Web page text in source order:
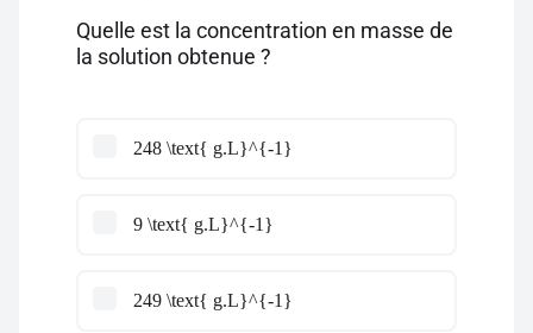
Quelle est la concentration en masse de
la solution obtenue ?
248 \text{ g.L}^{-1}
9 \text{ g.L}^{-1}
249 \text{ g.L}^{-1}